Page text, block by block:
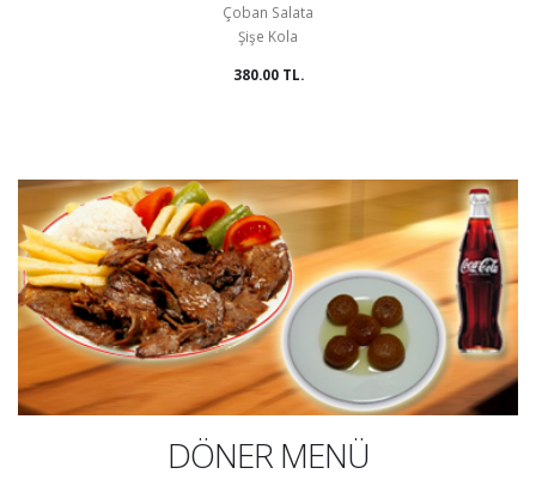
Çoban Salata
Şişe Kola
380.00 TL.
DÖNER MENÜ